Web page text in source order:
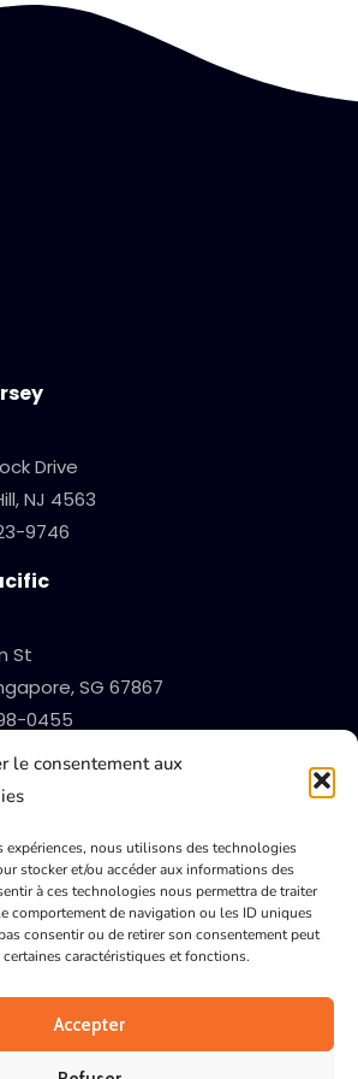
le consentement aux
expériences, nous utilisons des technologies
stocker et/ou accéder aux informations des
à ces technologies nous permettra de traiter
comportement de navigation ou les ID uniques
consentir ou de retirer son consentement peut
caractéristiques et fonctions.
Accepter
Drive
NJ 4563
9746
St
SG 67867
0455
St
PObox 19103
0455